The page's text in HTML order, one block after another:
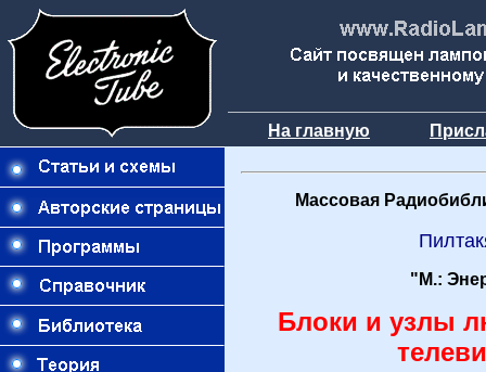
На главную
Массовая
"М.:
Блоки и узлы